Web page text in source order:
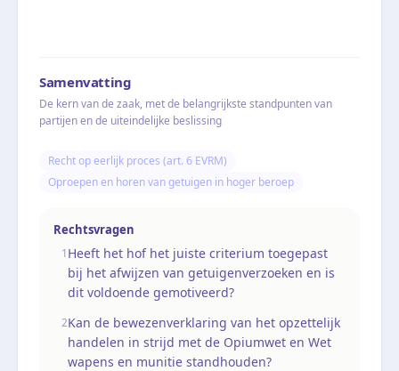
Samenvatting
De kern van de zaak, met de belangrijkste standpunten van
partijen en de uiteindelijke beslissing
Recht op eerlijk proces (art. 6 EVRM)
Oproepen en horen van getuigen in hoger beroep
Rechtsvragen
1Heeft het hof het juiste criterium toegepast
bij het afwijzen van getuigenverzoeken en is
dit voldoende gemotiveerd?
2Kan de bewezenverklaring van het opzettelijk
handelen in strijd met de Opiumwet en Wet
wapens en munitie standhouden?